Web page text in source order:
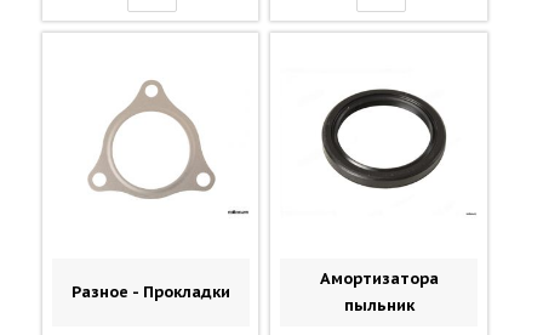
Разное - Прокладки
Амортизатора
пыльник